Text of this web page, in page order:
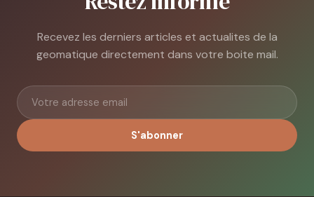
Recevez les derniers articles et actualites de la
geomatique directement dans votre boite mail.
S'abonner